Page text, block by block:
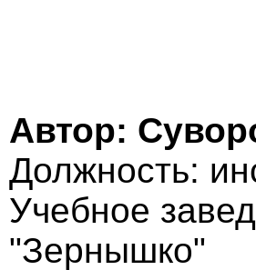
Автор:
Должность:
Учебное
"Зернышко"